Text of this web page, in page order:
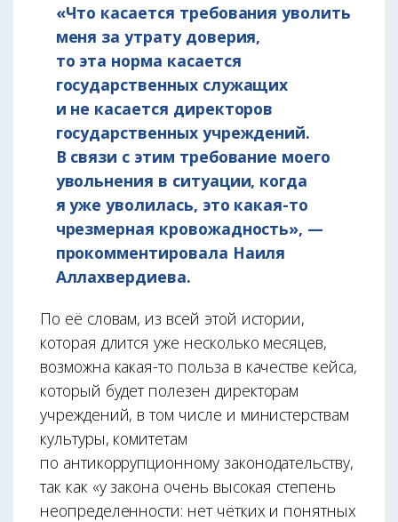
«Что касается требования уволить
меня за утрату доверия,
то эта норма касается
государственных служащих
и не касается директоров
государственных учреждений.
В связи с этим требование моего
увольнения в ситуации, когда
я уже уволилась, это какая-то
чрезмерная кровожадность», —
прокомментировала Наиля
Аллахвердиева.
По её словам, из всей этой истории,
которая длится уже несколько месяцев,
возможна какая-то польза в качестве кейса,
который будет полезен директорам
учреждений, в том числе и министерствам
культуры, комитетам
по антикоррупционному законодательству,
так как «у закона очень высокая степень
неопределенности: нет чётких и понятных